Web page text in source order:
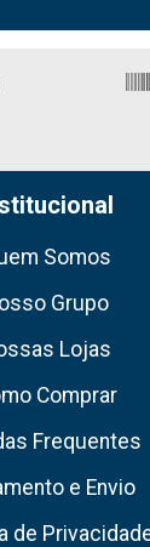
Somos
Grupo
Lojas
Comprar
Frequentes
e Envio
de